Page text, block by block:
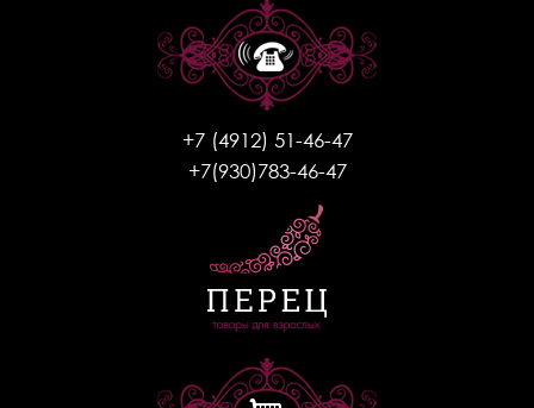
+7 (4912) 51-46-47
+7(930)783-46-47